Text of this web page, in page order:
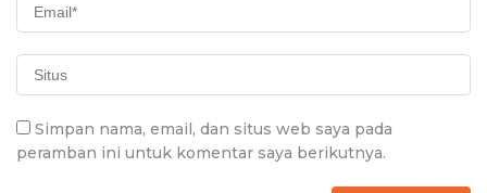
Simpan nama, email, dan situs web saya pada
peramban ini untuk komentar saya berikutnya.